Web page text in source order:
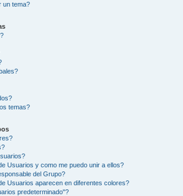
un tema?
temas?
Usuarios y como me puedo unir a ellos?
del Grupo?
Usuarios aparecen en diferentes colores?
predeterminado"?